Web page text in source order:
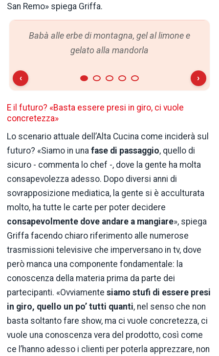
San Remo» spiega Griffa.
Babà alle erbe di montagna, gel al limone e
gelato alla mandorla
‹ ›
E il futuro? «Basta essere presi in giro, ci vuole
concretezza»
Lo scenario attuale dell’Alta Cucina come inciderà sul
futuro? «Siamo in una fase di passaggio, quello di
sicuro - commenta lo chef -, dove la gente ha molta
consapevolezza adesso. Dopo diversi anni di
sovrapposizione mediatica, la gente si è acculturata
molto, ha tutte le carte per poter decidere
consapevolmente dove andare a mangiare», spiega
Griffa facendo chiaro riferimento alle numerose
trasmissioni televisive che imperversano in tv, dove
però manca una componente fondamentale: la
conoscenza della materia prima da parte dei
partecipanti. «Ovviamente siamo stufi di essere presi
in giro, quello un po’ tutti quanti, nel senso che non
basta soltanto fare show, ma ci vuole concretezza, ci
vuole una conoscenza vera del prodotto, così come
ce l’hanno adesso i clienti per poterla apprezzare, non